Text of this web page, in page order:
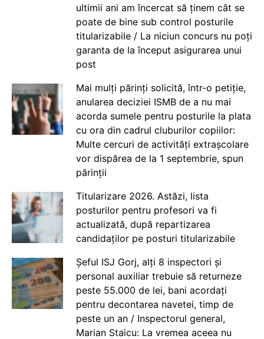
ultimii ani am încercat să ținem cât se
poate de bine sub control posturile
titularizabile / La niciun concurs nu poți
garanta de la început asigurarea unui
post
Mai mulți părinți solicită, într-o petiție,
anularea deciziei ISMB de a nu mai
acorda sumele pentru posturile la plata
cu ora din cadrul cluburilor copiilor:
Multe cercuri de activități extrașcolare
vor dispărea de la 1 septembrie, spun
părinții
Titularizare 2026. Astăzi, lista
posturilor pentru profesori va fi
actualizată, după repartizarea
candidaților pe posturi titularizabile
Șeful ISJ Gorj, alți 8 inspectori și
personal auxiliar trebuie să returneze
peste 55.000 de lei, bani acordați
pentru decontarea navetei, timp de
peste un an / Inspectorul general,
Marian Staicu: La vremea aceea nu